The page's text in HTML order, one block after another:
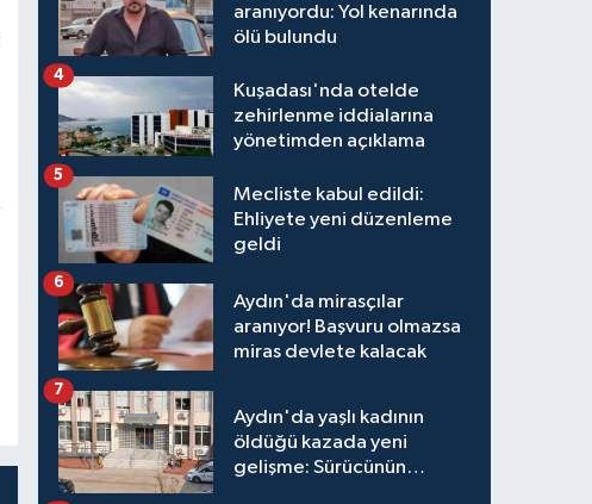
aranıyordu: Yol kenarında
ölü bulundu
Kuşadası'nda otelde
zehirlenme iddialarına
yönetimden açıklama
4
Mecliste kabul edildi:
Ehliyete yeni düzenleme
geldi
5
Aydın'da mirasçılar
aranıyor! Başvuru olmazsa
miras devlete kalacak
6
Aydın'da yaşlı kadının
öldüğü kazada yeni
gelişme: Sürücünün
7